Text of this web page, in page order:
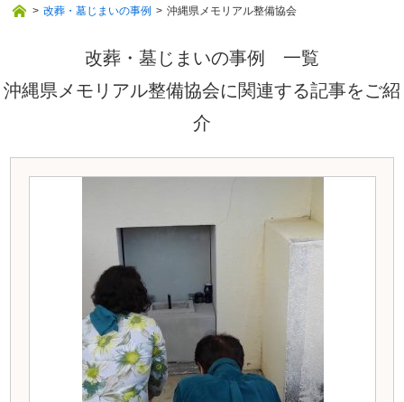
> 改葬・墓じまいの事例 > 沖縄県メモリアル整備協会
改葬・墓じまいの事例 一覧
沖縄県メモリアル整備協会に関連する記事をご紹
介